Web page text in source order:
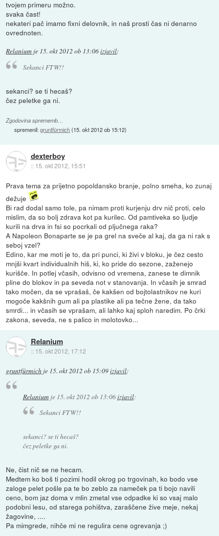
tvojem primeru možno.
svaka čast!
nekateri pač imamo fixni delovnik, in naš prosti čas ni denarno
ovrednoten.
Relanium je 15. okt 2012 ob 13:06izjavil:
Sekanci FTW!!
sekanci? se ti hecaš?
čez peletke ga ni.
Zgodovina sprememb…
spremenil:gruntfürmich(15. okt 2012 ob 15:12)
dexterboy
:: 15. okt 2012, 15:51
Prava tema za prijetno popoldansko branje, polno smeha, ko zunaj
dežuje
Bi rad dodal samo tole, pa nimam proti kurjenju drv nič proti, celo
mislim, da so bolj zdrava kot pa kurilec. Od pamtiveka so ljudje
kurili na drva in fsi so pocrkali od pljučnega raka?
A Napoleon Bonaparte se je pa grel na sveče al kaj, da ga ni rak s
seboj vzel?
Edino, kar me moti je to, da pri punci, ki živi v bloku, je čez cesto
mnjši kvart individualnih hiš, ki, ko pride do sezone, zaženejo
kurišče. In potlej včasih, odvisno od vremena, zanese te dimnik
pline do blokov in pa seveda not v stanovanja. In včasih je smrad
tako močen, da se vprašaš, če kakšen od bojtolastnikov ne kuri
mogoče kakšnih gum ali pa plastike ali pa tečne žene, da tako
smrdi... in včasih se vprašam, ali lahko kaj sploh naredim. Po črki
zakona, seveda, ne s palico in molotovko...
Relanium
:: 15. okt 2012, 17:12
gruntfürmich je 15. okt 2012 ob 15:09izjavil:
Relaniumje 15. okt 2012 ob 13:06izjavil:
Sekanci FTW!!
sekanci? se ti hecaš?
čez peletke ga ni.
Ne, čist nič se ne hecam.
Medtem ko boš ti pozimi hodil okrog po trgovinah, ko bodo vse
zaloge pelet pošle pa te bo zeblo za nameček pa ti bojo navili
ceno, bom jaz doma v mlin zmetal vse odpadke ki so vsaj malo
podobni lesu, od starega pohištva, zaraščene žive meje, nekaj
žagovine, ....
Pa mimgrede, nihče mi ne regulira cene ogrevanja ;)